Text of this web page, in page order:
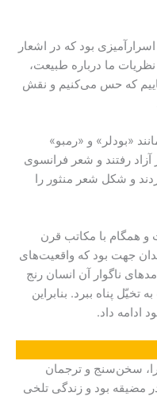
بود که در اشعار
ما درباره‌ طبیعت،
که حس می‌کنیم و نقش
«بودلر» و «رمبو»
رفتند و شعر فرانسوی
و شکل شعر منثور را
و همگام با مکاتب قرن
جهت بود که واقعیت‌های
ناگوار آن انسان رنج
تخیّل پناه ببرد. بنابراین
ادامه داد.
سخن‌سرا، سخن‌سنج و ترجمان
مضیقه بود و زندگی تلخی